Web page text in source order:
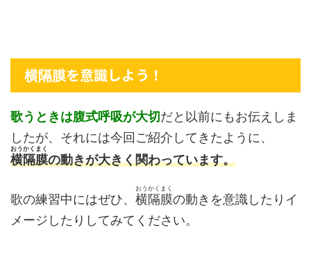
横隔膜を意識しよう！
歌うときは腹式呼吸が大切だと以前にもお伝えしま
したが、それには今回ご紹介してきたように、
横隔膜
おうかくまく
の動きが大きく関わっています。
歌の練習中にはぜひ、 横隔膜
おうかくまく
の動きを意識したりイ
メージしたりしてみてください。